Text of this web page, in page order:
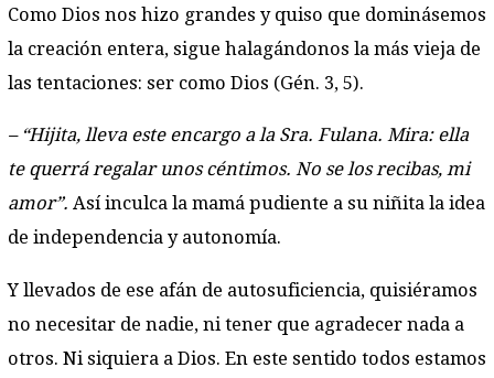
Como Dios nos hizo grandes y quiso que dominásemos
la creación entera, sigue halagándonos la más vieja de
las tentaciones: ser como Dios (Gén. 3, 5).
– “Hijita, lleva este encargo a la Sra. Fulana. Mira: ella
te querrá regalar unos céntimos. No se los recibas, mi
amor”. Así inculca la mamá pudiente a su niñita la idea
de independencia y autonomía.
Y llevados de ese afán de autosuficiencia, quisiéramos
no necesitar de nadie, ni tener que agradecer nada a
otros. Ni siquiera a Dios. En este sentido todos estamos